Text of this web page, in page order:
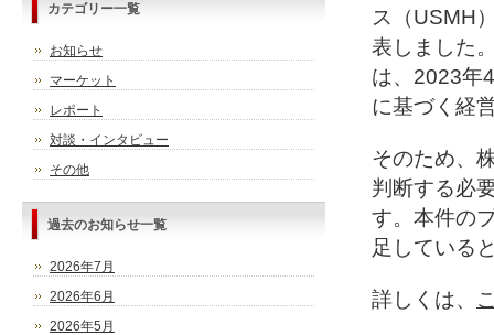
ス（USMH
表しました
は、2023年
に基づく経
そのため、
判断する必
す。本件の
足している
詳しくは、
カテゴリー一覧
お知らせ
マーケット
レポート
対談・インタビュー
その他
過去のお知らせ一覧
2026年7月
2026年6月
2026年5月